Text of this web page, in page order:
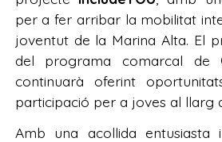
per a fer arribar la mobilitat
joventut de la Marina Alta. El
del programa comarcal de
continuarà oferint
participació per a joves al llarg
Amb una acollida entusiasta